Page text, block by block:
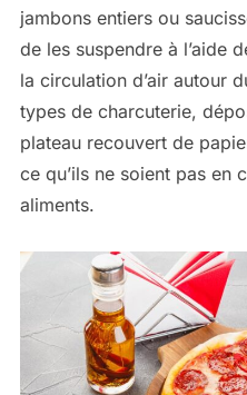
jambons entiers ou
de les suspendre à l’aide
la circulation d’air autour
types de charcuterie,
plateau recouvert de
ce qu’ils ne soient pas en
aliments.